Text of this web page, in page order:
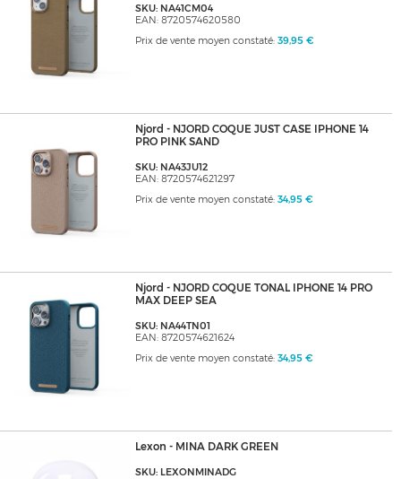
SKU: NA41CM04
EAN: 8720574620580
Prix de vente moyen constaté: 39,95 €
Njord - NJORD COQUE JUST CASE IPHONE 14
PRO PINK SAND
SKU: NA43JU12
EAN: 8720574621297
Prix de vente moyen constaté: 34,95 €
Njord - NJORD COQUE TONAL IPHONE 14 PRO
MAX DEEP SEA
SKU: NA44TN01
EAN: 8720574621624
Prix de vente moyen constaté: 34,95 €
Lexon - MINA DARK GREEN
SKU: LEXONMINADG